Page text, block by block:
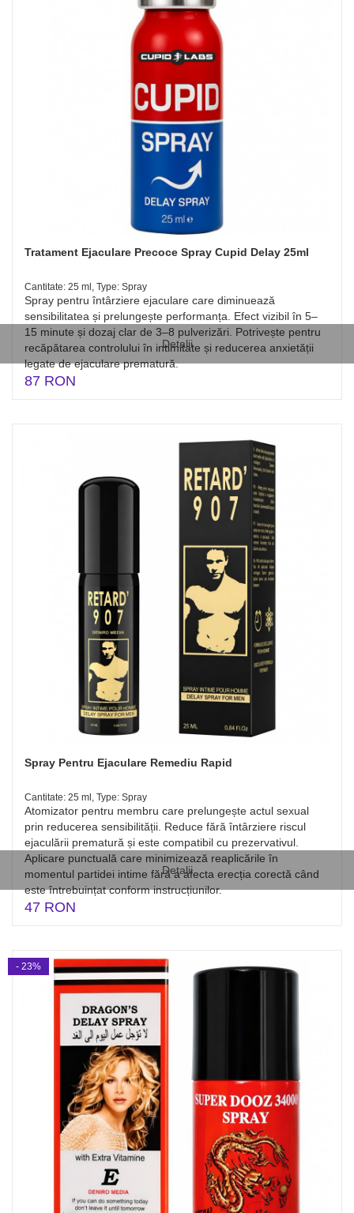
Detalii
Tratament Ejaculare Precoce Spray Cupid Delay 25ml
Cantitate: 25 ml, Type: Spray
Spray pentru întârziere ejaculare care diminuează
sensibilitatea și prelungește performanța. Efect vizibil în 5–
15 minute și dozaj clar de 3–8 pulverizări. Potrivește pentru
recăpătarea controlului în intimitate și reducerea anxietății
legate de ejaculare prematură.
87 RON
Detalii
Spray Pentru Ejaculare Remediu Rapid
Cantitate: 25 ml, Type: Spray
Atomizator pentru membru care prelungește actul sexual
prin reducerea sensibilității. Reduce fără întârziere riscul
ejaculării prematură și este compatibil cu prezervativul.
Aplicare punctuală care minimizează reaplicările în
momentul partidei intime fără a afecta erecția corectă când
este întrebuințat conform instrucțiunilor.
47 RON
- 23%